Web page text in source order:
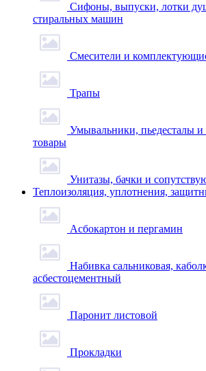
Сифоны, выпуски, лотки
стиральных машин
Смесители и
Трапы
Умывальники, пьедесталы
товары
Унитазы, бачки и
Теплоизоляция, уплотнения,
Асбокартон и пергамин
Набивка сальниковая,
асбестоцементный
Паронит листовой
Прокладки